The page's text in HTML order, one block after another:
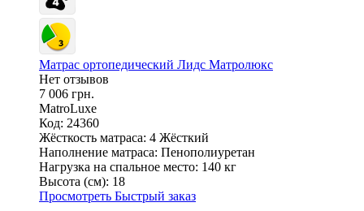
Матрас ортопедический Лидс Матролюкс
Нет отзывов
7 006 грн.
MatroLuxe
Код: 24360
Жёсткость матраса: 4 Жёсткий
Наполнение матраса: Пенополиуретан
Нагрузка на спальное место: 140 кг
Высота (см): 18
Просмотреть Быстрый заказ